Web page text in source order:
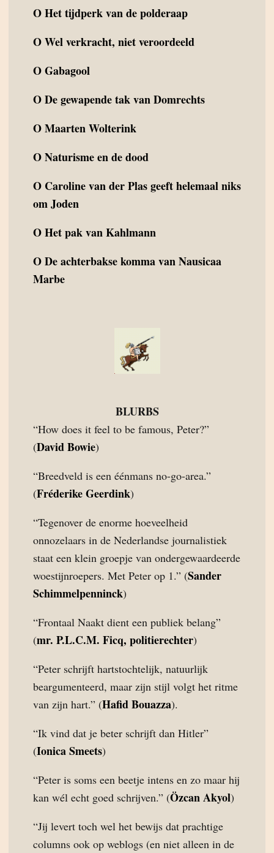
OHet tijdperk van de polderaap
OWel verkracht, niet veroordeeld
OGabagool
ODe gewapende tak van Domrechts
OMaarten Wolterink
ONaturisme en de dood
O Caroline van der Plas geeft helemaal niks
om Joden
OHet pak van Kahlmann
ODe achterbakse komma van Nausicaa
Marbe
BLURBS
“How does it feel to be famous, Peter?”
(David Bowie)
“Breedveld is een éénmans no-go-area.”
(Fréderike Geerdink)
“Tegenover de enorme hoeveelheid
onnozelaars in de Nederlandse journalistiek
staat een klein groepje van ondergewaardeerde
woestijnroepers. Met Peter op 1.” (Sander
Schimmelpenninck)
“Frontaal Naakt dient een publiek belang”
(mr. P.L.C.M. Ficq, politierechter)
“Peter schrijft hartstochtelijk, natuurlijk
beargumenteerd, maar zijn stijl volgt het ritme
van zijn hart.” (Hafid Bouazza).
“Ik vind dat je beter schrijft dan Hitler”
(Ionica Smeets)
“Peter is soms een beetje intens en zo maar hij
kan wél echt goed schrijven.” (Özcan Akyol)
“Jij levert toch wel het bewijs dat prachtige
columns ook op weblogs (en niet alleen in de